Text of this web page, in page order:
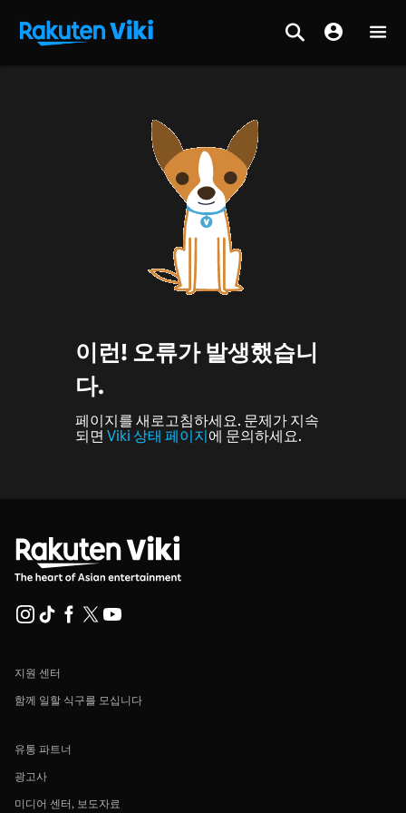
이런! 오류가 발생했습니
다.
페이지를 새로고침하세요. 문제가 지속
되면 Viki 상태 페이지에 문의하세요.
지원 센터
함께 일할 식구를 모십니다
유통 파트너
광고사
미디어 센터, 보도자료